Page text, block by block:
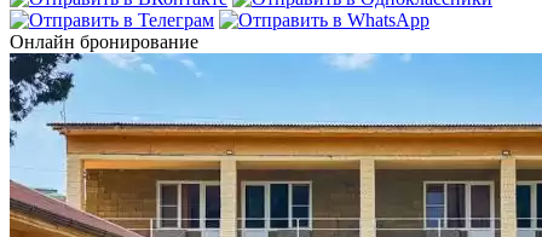
Онлайн бронирование